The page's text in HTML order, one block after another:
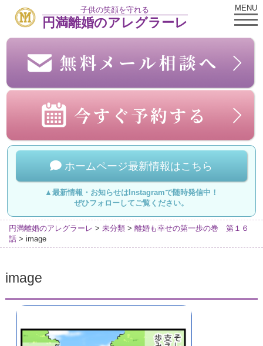
子供の笑顔を守れる
円満離婚のアレグラーレ
MENU
ホームページ最新情報はこちら
▲最新情報・お知らせはInstagramで随時発信中！
ぜひフォローしてご覧ください。
円満離婚のアレグラーレ > 未分類 > 離婚も幸せの第一歩の巻 第１６
話 > image
image